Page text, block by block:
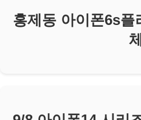
홍제동 아이폰6s플
체